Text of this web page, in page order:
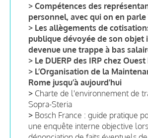
> Compétences des
personnel, avec qui on en parle
> Les allègements de
publique dévoyée de son objet
devenue une trappe à bas
> Le DUERP des IRP chez
> L’Organisation de la
Rome jusqu’à aujourd’hui
> Charte de l'environnement de
Sopra-Steria
> Bosch France : guide pratique
une enquête interne objective